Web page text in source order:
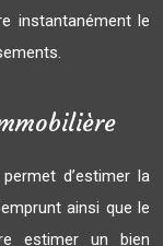
instantanément le
d’estimer la
ainsi que le
estimer un bien